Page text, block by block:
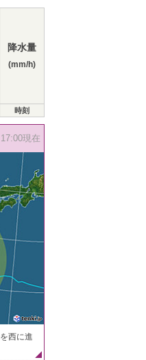
降水量
(mm/h)
時刻
現在
西に進